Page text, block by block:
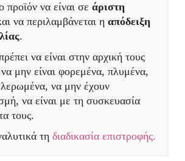
προϊόν να είναι σε άριστη
να περιλαμβάνεται η απόδειξη
.
να είναι στην αρχική τους
μην είναι φορεμένα, πλυμένα,
να μην έχουν
να είναι με τη συσκευασία
τους.
τη διαδικασία επιστροφής.